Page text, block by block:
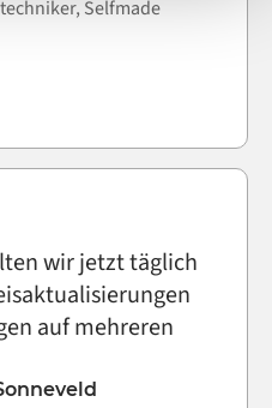
Selfmade
wir jetzt täglich
auf mehreren